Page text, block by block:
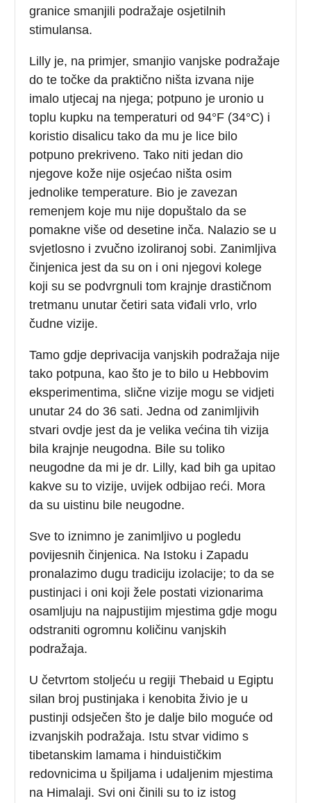
granice smanjili podražaje osjetilnih
stimulansa.
Lilly je, na primjer, smanjio vanjske podražaje
do te točke da praktično ništa izvana nije
imalo utjecaj na njega; potpuno je uronio u
toplu kupku na temperaturi od 94°F (34°C) i
koristio disalicu tako da mu je lice bilo
potpuno prekriveno. Tako niti jedan dio
njegove kože nije osjećao ništa osim
jednolike temperature. Bio je zavezan
remenjem koje mu nije dopuštalo da se
pomakne više od desetine inča. Nalazio se u
svjetlosno i zvučno izoliranoj sobi. Zanimljiva
činjenica jest da su on i oni njegovi kolege
koji su se podvrgnuli tom krajnje drastičnom
tretmanu unutar četiri sata viđali vrlo, vrlo
čudne vizije.
Tamo gdje deprivacija vanjskih podražaja nije
tako potpuna, kao što je to bilo u Hebbovim
eksperimentima, slične vizije mogu se vidjeti
unutar 24 do 36 sati. Jedna od zanimljivih
stvari ovdje jest da je velika većina tih vizija
bila krajnje neugodna. Bile su toliko
neugodne da mi je dr. Lilly, kad bih ga upitao
kakve su to vizije, uvijek odbijao reći. Mora
da su uistinu bile neugodne.
Sve to iznimno je zanimljivo u pogledu
povijesnih činjenica. Na Istoku i Zapadu
pronalazimo dugu tradiciju izolacije; to da se
pustinjaci i oni koji žele postati vizionarima
osamljuju na najpustijim mjestima gdje mogu
odstraniti ogromnu količinu vanjskih
podražaja.
U četvrtom stoljeću u regiji Thebaid u Egiptu
silan broj pustinjaka i kenobita živio je u
pustinji odsječen što je dalje bilo moguće od
izvanjskih podražaja. Istu stvar vidimo s
tibetanskim lamama i hinduističkim
redovnicima u špiljama i udaljenim mjestima
na Himalaji. Svi oni činili su to iz istog